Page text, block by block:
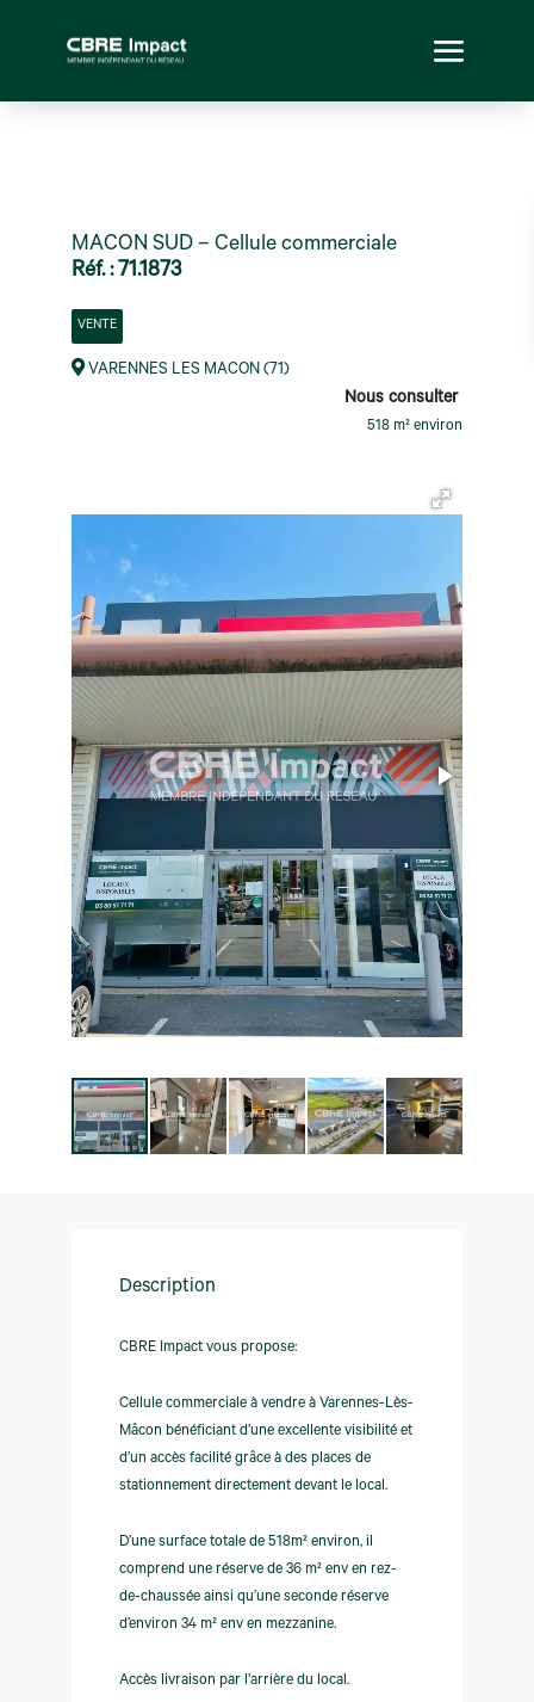
MACON SUD – Cellule commerciale
Réf. : 71.1873
VENTE
VARENNES LES MACON (71)
Nous consulter
518 m² environ
Description
CBRE Impact vous propose:
Cellule commerciale à vendre à Varennes-Lès-
Mâcon bénéficiant d’une excellente visibilité et
d’un accès facilité grâce à des places de
stationnement directement devant le local.
D’une surface totale de 518m² environ, il
comprend une réserve de 36 m² env en rez-
de-chaussée ainsi qu’une seconde réserve
d’environ 34 m² env en mezzanine.
Accès livraison par l’arrière du local.